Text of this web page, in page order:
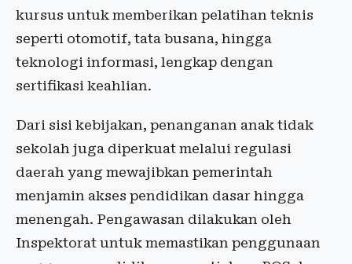
kursus untuk memberikan pelatihan teknis
seperti otomotif, tata busana, hingga
teknologi informasi, lengkap dengan
sertifikasi keahlian.
Dari sisi kebijakan, penanganan anak tidak
sekolah juga diperkuat melalui regulasi
daerah yang mewajibkan pemerintah
menjamin akses pendidikan dasar hingga
menengah. Pengawasan dilakukan oleh
Inspektorat untuk memastikan penggunaan